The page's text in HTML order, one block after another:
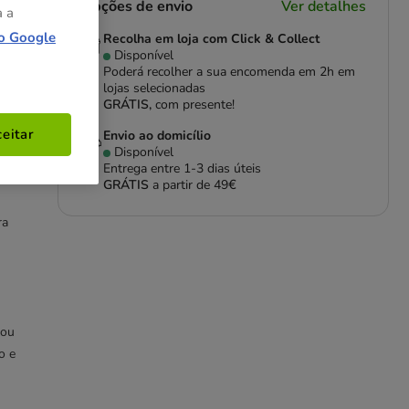
e
Opções de envio Ver detalhes
Recolha em loja com Click & Collect
Disponível
Poderá recolher a sua encomenda em 2h em
lojas selecionadas
GRÁTIS,com presente!
Envio ao domicílio
Disponível
Entrega entre 1-3 dias úteis
GRÁTIS a partir de 49€
a
Google